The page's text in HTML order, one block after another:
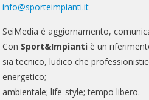
info@sporteimpianti.it
SeiMedia è aggiornamento,
Con Sport&Impianti è un
sia tecnico, ludico che
energetico;
ambientale; life-style; tempo libero.